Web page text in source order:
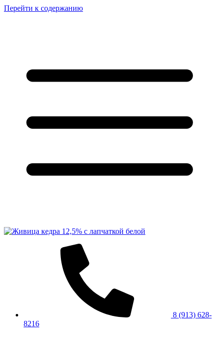
Перейти к содержанию
8 (913) 628-
8216